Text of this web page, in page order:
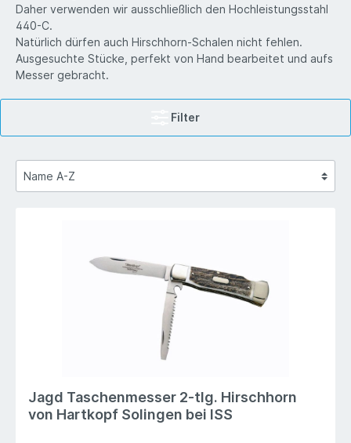
Daher verwenden wir ausschließlich den Hochleistungsstahl
440-C.
Natürlich dürfen auch Hirschhorn-Schalen nicht fehlen.
Ausgesuchte Stücke, perfekt von Hand bearbeitet und aufs
Messer gebracht.
Filter
Jagd Taschenmesser 2-tlg. Hirschhorn
von Hartkopf Solingen bei ISS